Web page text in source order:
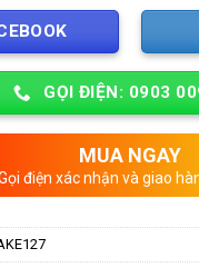
GỌI ĐIỆN: 0903
MUA NGAY
điện xác nhận và giao